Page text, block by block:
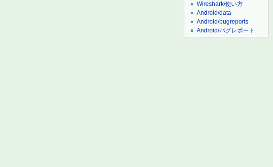
Wireshark/使い方
Android/data
Android/bugreports
Android/バグレポート